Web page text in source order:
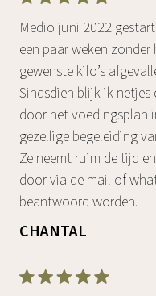
Medio juni 2022
een paar weken
gewenste kilo’s
Sindsdien blijk ik
door het voedingsplan
gezellige begeleiding
Ze neemt ruim de tijd
door via de mail of
beantwoord worden.
CHANTAL